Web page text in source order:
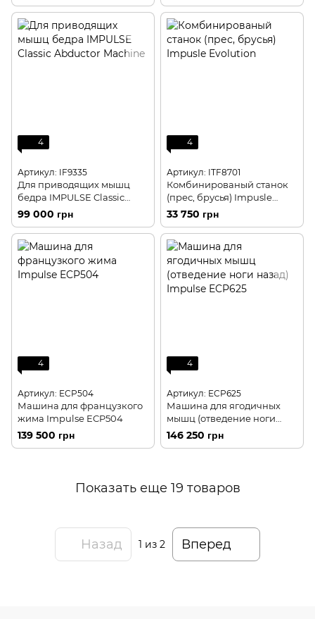
4
Артикул: IF9335
Для приводящих мышц
бедра IMPULSE Classic
Abductor Machine
99 000 грн
4
Артикул: ITF8701
Комбинированый станок
(прес, брусья) Impusle
Evolution
33 750 грн
4
Артикул: ECP504
Машина для французкого
жима Impulse ECP504
139 500 грн
4
Артикул: ECP625
Машина для ягодичных
мышц (отведение ноги
назад) Impulse ECP625
146 250 грн
Показать еще 19 товаров
Назад 1 из 2 Вперед